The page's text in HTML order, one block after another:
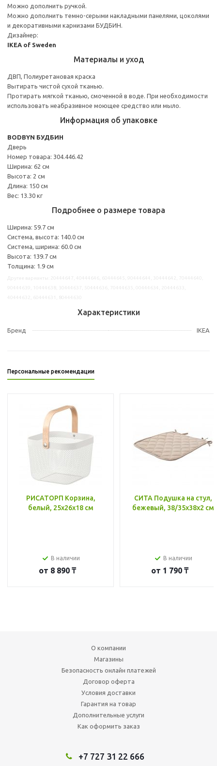
Можно дополнить ручкой.
Можно дополнить темно-серыми накладными панелями, цоколями
и декоративными карнизами БУДБИН.
Дизайнер:
IKEA of Sweden
Материалы и уход
ДВП, Полиуретановая краска
Вытирать чистой сухой тканью.
Протирать мягкой тканью, смоченной в воде. При необходимости
использовать неабразивное моющее средство или мыло.
Информация об упаковке
BODBYN БУДБИН
Дверь
Номер товара: 304.446.42
Ширина: 62 см
Высота: 2 см
Длина: 150 см
Вес: 13.30 кг
Подробнее о размере товара
Ширина: 59.7 см
Система, высота: 140.0 см
Система, ширина: 60.0 см
Высота: 139.7 см
Толщина: 1.9 см
Характеристики
Бренд IKEA
Персональные рекомендации
РИСАТОРП Корзина,
белый, 25x26x18 см
В наличии
от 8 890 ₸
СИТА Подушка на стул,
бежевый, 38/35x38x2 см
В наличии
от 1 790 ₸
О компании
Магазины
Безопасность онлайн платежей
Договор оферта
Условия доставки
Гарантия на товар
Дополнительные услуги
Как оформить заказ
+7 727 31 22 666